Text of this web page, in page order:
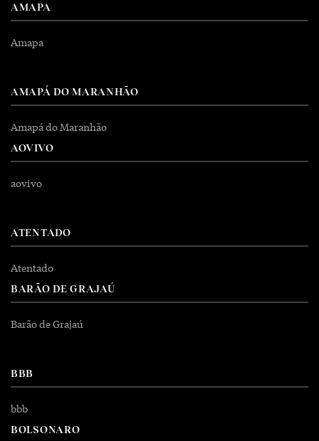
AMAPA
Amapa
AMAPÁ DO MARANHÃO
Amapá do Maranhão
AOVIVO
aovivo
ATENTADO
Atentado
BARÃO DE GRAJAÚ
Barão de Grajaú
BBB
bbb
BOLSONARO